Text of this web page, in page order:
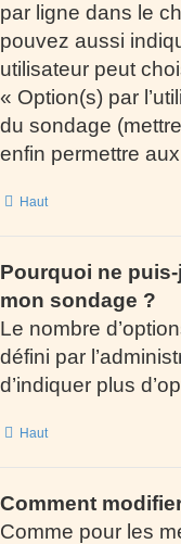
par ligne dans le
pouvez aussi
utilisateur peut
« Option(s) par
du sondage
enfin permettre
Haut
Pourquoi ne
mon sondage ?
Le nombre
défini par
d’indiquer plus
Haut
Comment
Comme pour les